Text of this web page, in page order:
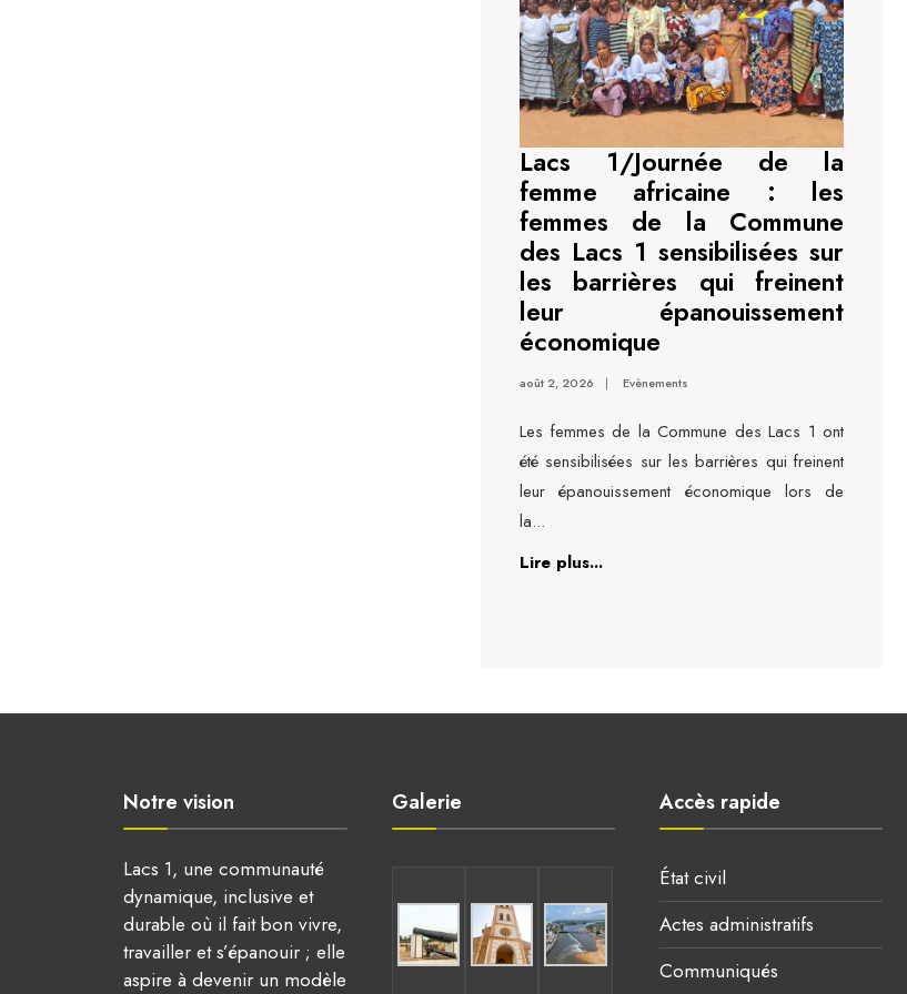
Lacs 1/Journée de la
femme africaine : les
femmes de la Commune
des Lacs 1 sensibilisées sur
les barrières qui freinent
leur épanouissement
économique
août 2, 2026 | Evènements
Les femmes de la Commune des Lacs 1 ont
été sensibilisées sur les barrières qui freinent
leur épanouissement économique lors de
la...
Lire plus...
Notre vision
Lacs 1, une communauté
dynamique, inclusive et
durable où il fait bon vivre,
travailler et s’épanouir ; elle
aspire à devenir un modèle
Galerie Accès rapide
État civil
Actes administratifs
Communiqués